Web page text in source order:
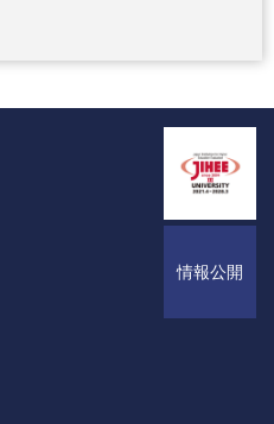
情報公開